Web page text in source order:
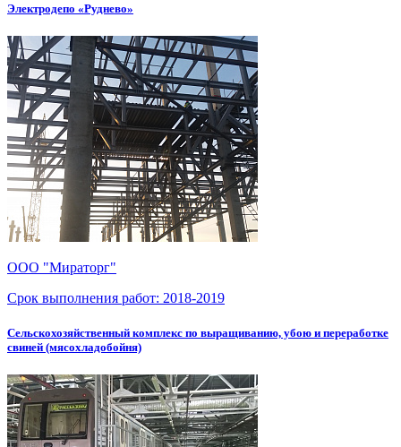
Электродепо «Руднево»
ООО "Мираторг"
Срок выполнения работ: 2018-2019
Сельскохозяйственный комплекс по выращиванию, убою и переработке
свиней (мясохладобойня)